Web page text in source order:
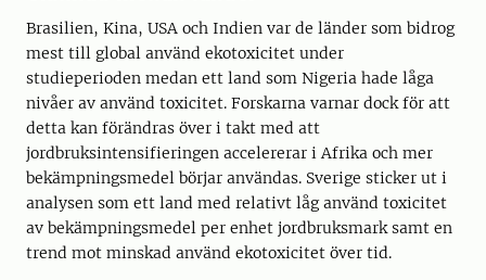
Brasilien, Kina, USA och Indien var de länder som bidrog
mest till global använd ekotoxicitet under
studieperioden medan ett land som Nigeria hade låga
nivåer av använd toxicitet. Forskarna varnar dock för att
detta kan förändras över i takt med att
jordbruksintensifieringen accelererar i Afrika och mer
bekämpningsmedel börjar användas. Sverige sticker ut i
analysen som ett land med relativt låg använd toxicitet
av bekämpningsmedel per enhet jordbruksmark samt en
trend mot minskad använd ekotoxicitet över tid.